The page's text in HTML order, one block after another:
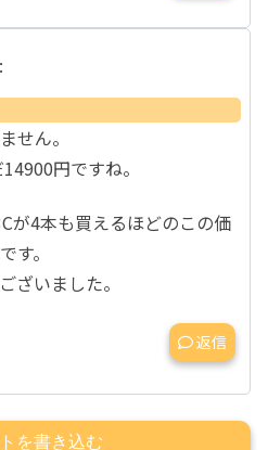
せん。
円ですね。
が4本も買えるほどのこの価
す。
ざいました。
返信
を書き込む